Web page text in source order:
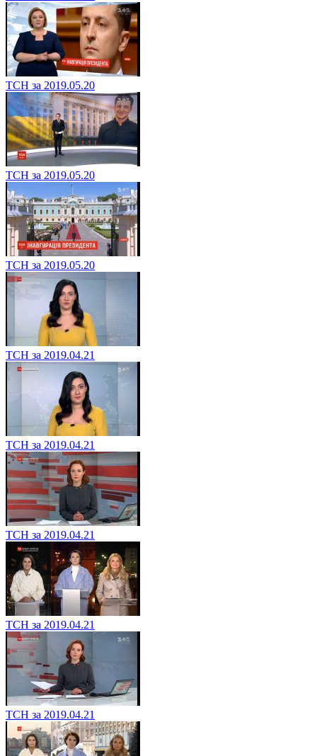
ТСН за 2019.05.20
ТСН за 2019.05.20
ТСН за 2019.05.20
ТСН за 2019.04.21
ТСН за 2019.04.21
ТСН за 2019.04.21
ТСН за 2019.04.21
ТСН за 2019.04.21